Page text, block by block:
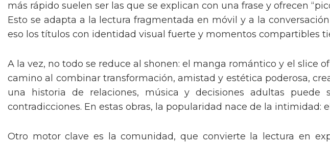
más rápido suelen ser las que se explican con una frase y ofrecen
Esto se adapta a la lectura fragmentada en móvil y a la
eso los títulos con identidad visual fuerte y momentos compartibles
A la vez, no todo se reduce al shonen: el manga romántico y el slice
camino al combinar transformación, amistad y estética poderosa,
una historia de relaciones, música y decisiones adultas
contradicciones. En estas obras, la popularidad nace de la intimidad:
Otro motor clave es la comunidad, que convierte la lectura en